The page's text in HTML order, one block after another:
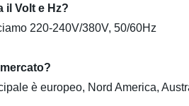
il Volt e Hz?
220-240V/380V, 50/60Hz
è europeo, Nord America,